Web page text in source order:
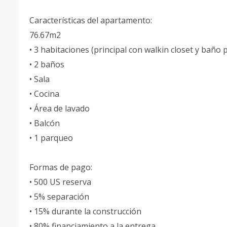
Características del apartamento:
76.67m2
• 3 habitaciones (principal con walkin closet y baño
• 2 baños
• Sala
• Cocina
• Área de lavado
• Balcón
• 1 parqueo
Formas de pago:
• 500 US reserva
• 5% separación
• 15% durante la construcción